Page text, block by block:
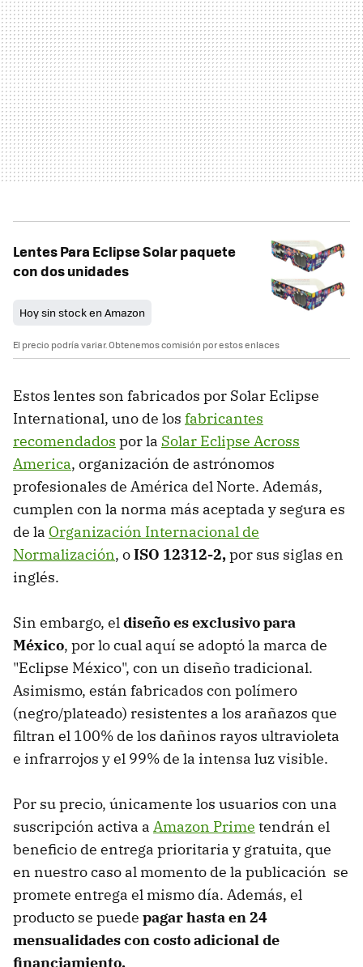
Lentes Para Eclipse Solar paquete
con dos unidades
Hoy sin stock en Amazon
El precio podría variar. Obtenemos comisión por estos enlaces
Estos lentes son fabricados por Solar Eclipse
International, uno de los fabricantes
recomendados por la Solar Eclipse Across
America, organización de astrónomos
profesionales de América del Norte. Además,
cumplen con la norma más aceptada y segura es
de la Organización Internacional de
Normalización, oISO 12312-2,por sus siglas en
inglés.
Sin embargo, eldiseño es exclusivo para
México, por lo cual aquí se adoptó la marca de
"Eclipse México", con un diseño tradicional.
Asimismo, están fabricados con polímero
(negro/plateado) resistentes a los arañazos que
filtran el 100% de los dañinos rayos ultravioleta
e infrarrojos y el 99% de la intensa luz visible.
Por su precio, únicamente los usuarios con una
suscripción activa a Amazon Prime tendrán el
beneficio de entrega prioritaria y gratuita, que
en nuestro caso al momento de la publicación se
promete entrega el mismo día. Además, el
producto se puede pagar hasta en 24
mensualidades con costo adicional de
financiamiento.